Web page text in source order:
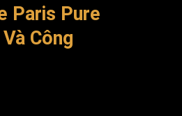
Paris Pure
Công